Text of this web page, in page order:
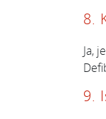
8.
Ja,
9.